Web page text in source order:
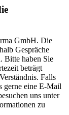
GmbH. Die
Gespräche
Bitte haben Sie
beträgt
Falls
gerne eine E-Mail
uns unter
zu